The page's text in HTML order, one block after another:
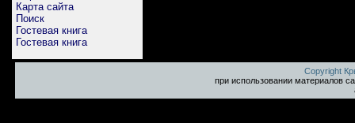
Карта сайта
Поиск
Гостевая книга
Гостевая книга
Copyright
при использовании материалов